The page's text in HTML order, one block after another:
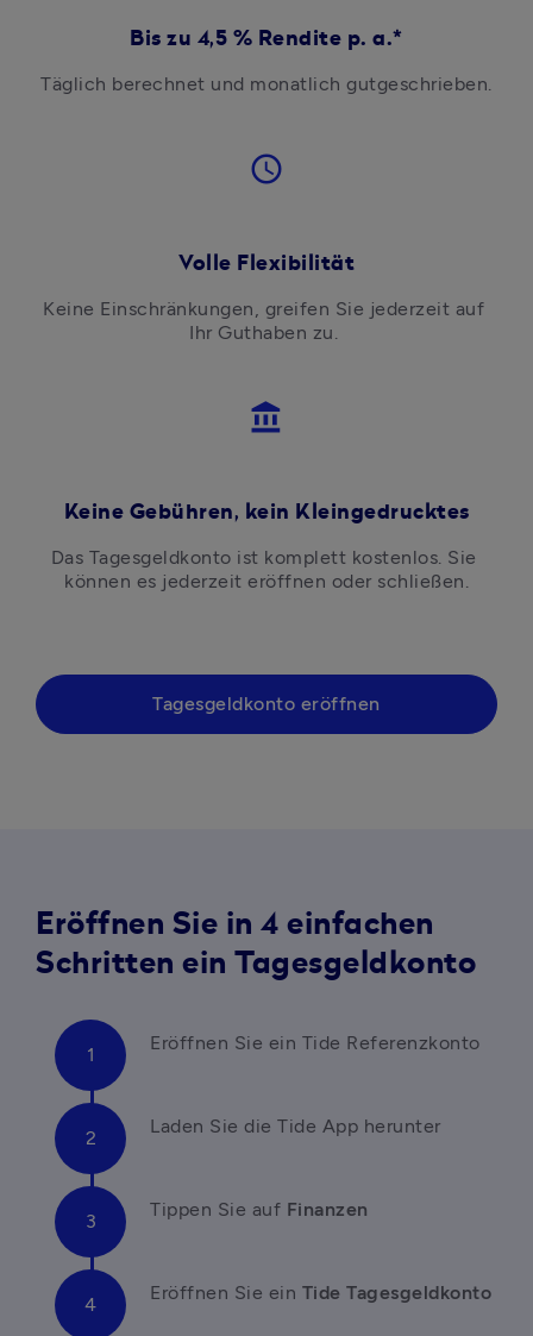
Bis zu 4,5 % Rendite p. a.*
Täglich berechnet und monatlich gutgeschrieben.
access_time
Volle Flexibilität
Keine Einschränkungen, greifen Sie jederzeit auf
Ihr Guthaben zu.
account_balance
Keine Gebühren, kein Kleingedrucktes
Das Tagesgeldkonto ist komplett kostenlos. Sie
können es jederzeit eröffnen oder schließen.
Tagesgeldkonto eröffnen
Eröffnen Sie in 4 einfachen
Schritten ein Tagesgeldkonto
Eröffnen Sie ein Tide Referenzkonto
Laden Sie die Tide App herunter
Tippen Sie auf Finanzen
Eröffnen Sie ein Tide Tagesgeldkonto